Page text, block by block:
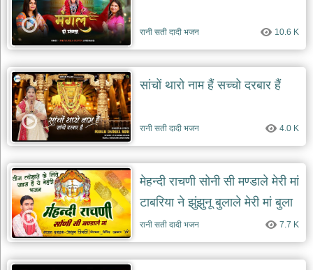
रानी सती दादी भजन 10.6 K
सांचों थारो नाम हैं सच्चो दरबार हैं
रानी सती दादी भजन 4.0 K
मेहन्दी राचणी सोनी सी मण्डाले मेरी मां
टाबरिया ने झुंझुनू बुलाले मेरी मां बुला
ले मेरी मां
रानी सती दादी भजन 7.7 K